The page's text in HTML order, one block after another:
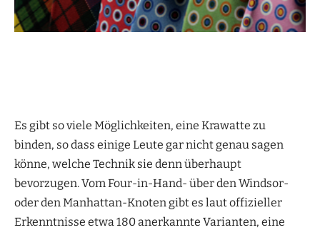
Es gibt so viele Möglichkeiten, eine Krawatte zu
binden, so dass einige Leute gar nicht genau sagen
könne, welche Technik sie denn überhaupt
bevorzugen. Vom Four-in-Hand- über den Windsor-
oder den Manhattan-Knoten gibt es laut offizieller
Erkenntnisse etwa 180 anerkannte Varianten, eine